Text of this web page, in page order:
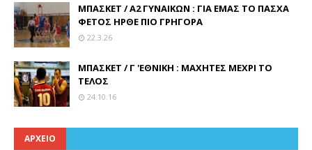
ΜΠΑΣΚΕΤ / Α2 ΓΥΝΑΙΚΩΝ : ΓΙΑ ΕΜΑΣ ΤΟ ΠΑΣΧΑ
ΦΕΤΟΣ ΗΡΘΕ ΠΙΟ ΓΡΗΓΟΡΑ
22.3.26
ΜΠΑΣΚΕΤ / Γ 'ΕΘΝΙΚΗ : ΜΑΧΗΤΕΣ ΜΕΧΡΙ ΤΟ
ΤΕΛΟΣ
24.10.16
ΑΡΧΕΙΟ